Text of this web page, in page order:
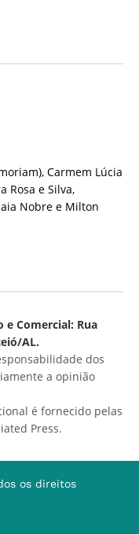
Carmem Lúcia
Rosa e Silva,
Nobre e Milton
e Comercial: Rua
AL.
dos
a opinião
é fornecido pelas
Press.
os direitos